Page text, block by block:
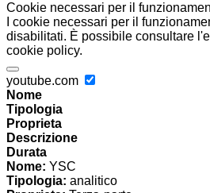
Cookie necessari per il
I cookie necessari per il
disabilitati. È possibile consultare
cookie policy.
youtube.com
Nome
Tipologia
Proprieta
Descrizione
Durata
Nome: YSC
Tipologia: analitico